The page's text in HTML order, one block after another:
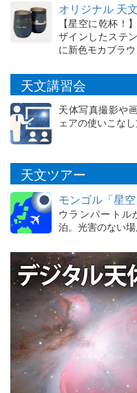
オリジナル 天
【星空に乾杯！
ザインしたステ
に新色モカブラウ
天文講習会
天体写真撮影や
ェアの使いこな
天文ツアー
モンゴル「星
ウランバートル
泊。光害のない